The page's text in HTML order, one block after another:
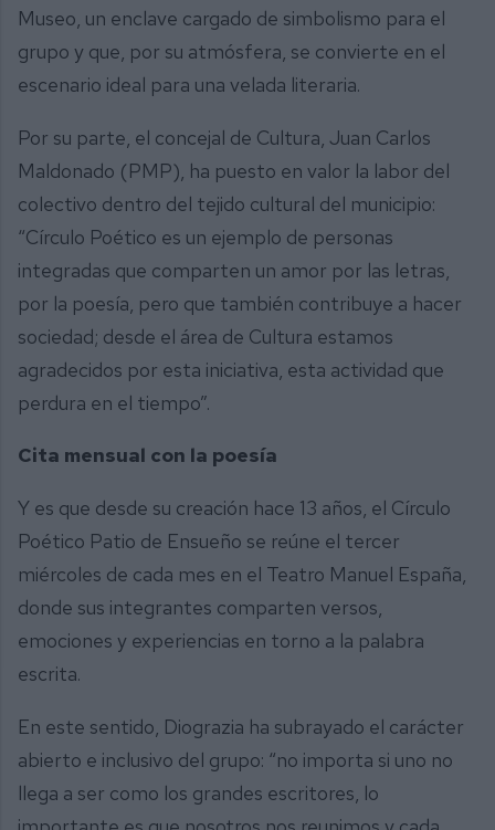
Museo, un enclave cargado de simbolismo para el
grupo y que, por su atmósfera, se convierte en el
escenario ideal para una velada literaria.
Por su parte, el concejal de Cultura, Juan Carlos
Maldonado (PMP), ha puesto en valor la labor del
colectivo dentro del tejido cultural del municipio:
“Círculo Poético es un ejemplo de personas
integradas que comparten un amor por las letras,
por la poesía, pero que también contribuye a hacer
sociedad; desde el área de Cultura estamos
agradecidos por esta iniciativa, esta actividad que
perdura en el tiempo”.
Cita mensual con la poesía
Y es que desde su creación hace 13 años, el Círculo
Poético Patio de Ensueño se reúne el tercer
miércoles de cada mes en el Teatro Manuel España,
donde sus integrantes comparten versos,
emociones y experiencias en torno a la palabra
escrita.
En este sentido, Diograzia ha subrayado el carácter
abierto e inclusivo del grupo: “no importa si uno no
llega a ser como los grandes escritores, lo